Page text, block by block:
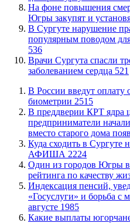
На фоне повышения
Югры закупят и
В Сургуте нарушение
популярным поводом
536
​Врачи Сургута спасли
заболеванием сердца 521
В России введут оплату
биометрии 2515
​В преддверии КРТ ядра
предприниматели
вместо старого дома
​Куда сходить в Сургуте
АФИША 2224
Один из городов Югры
рейтинга по качеству
​Индексация пенсий,
«Госуслуги» и борьба с
августе 1985
Какие выплаты